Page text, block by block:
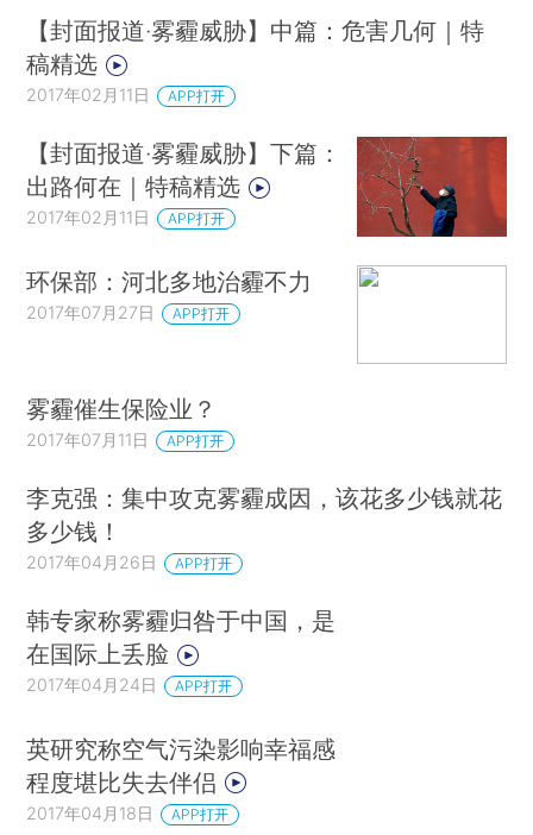
【封面报道·雾霾威胁】中篇：危害几何｜特
稿精选
2017年02月11日 APP打开
【封面报道·雾霾威胁】下篇：
出路何在｜特稿精选
2017年02月11日 APP打开
环保部：河北多地治霾不力
2017年07月27日 APP打开
雾霾催生保险业？
2017年07月11日 APP打开
李克强：集中攻克雾霾成因，该花多少钱就花
多少钱！
2017年04月26日 APP打开
韩专家称雾霾归咎于中国，是
在国际上丢脸
2017年04月24日 APP打开
英研究称空气污染影响幸福感
程度堪比失去伴侣
2017年04月18日 APP打开